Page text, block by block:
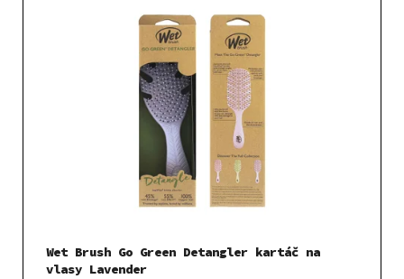
Wet Brush Go Green Detangler kartáč na
vlasy Lavender